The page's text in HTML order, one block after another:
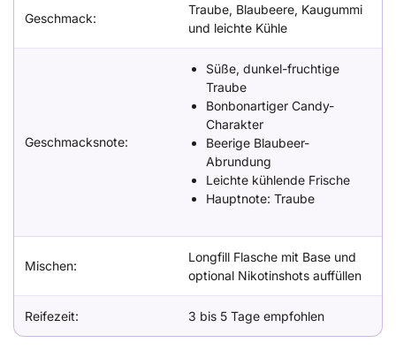
Geschmack:
Traube, Blaubeere, Kaugummi
und leichte Kühle
Geschmacksnote:
Süße, dunkel-fruchtige
Traube
Bonbonartiger Candy-
Charakter
Beerige Blaubeer-
Abrundung
Leichte kühlende Frische
Hauptnote: Traube
Mischen:
Longfill Flasche mit Base und
optional Nikotinshots auffüllen
Reifezeit: 3 bis 5 Tage empfohlen